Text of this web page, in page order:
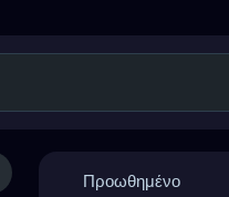
Προωθημένο